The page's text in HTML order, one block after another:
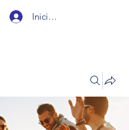
Iniciar sesión